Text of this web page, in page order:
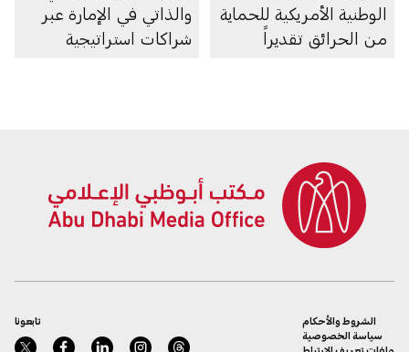
الوطنية الأمريكية للحماية
من الحرائق تقديراً
والذاتي في الإمارة عبر
شراكات استراتيجية
تابعونا
الشروط والأحكام
سياسة الخصوصية